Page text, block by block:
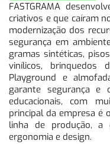
FASTGRAMA
criativos e que caíram
modernização dos
segurança em
gramas sintéticas,
vinílicos, brinquedos
Playground e
garante segurança e
educacionais, com
principal da empresa é
linha de produção, a
ergonomia e design.